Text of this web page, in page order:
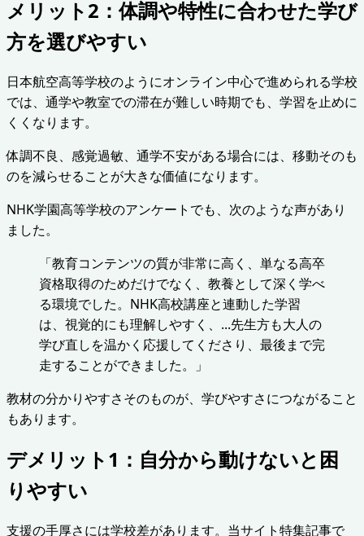
メリット2：体調や特性に合わせた学び
方を選びやすい
日本航空高等学校のようにオンライン中心で進められる学校
では、通学や教室での滞在が難しい時期でも、学習を止めに
くくなります。
体調不良、感覚過敏、通学不安がある場合には、移動そのも
のを減らせることが大きな価値になります。
NHK学園高等学校のアンケートでも、次のような声があり
ました。
「教育コンテンツの質が非常に高く、単なる高卒
資格取得のためだけでなく、教養として深く学べ
る環境でした。NHK高校講座と連動した学習
は、視覚的にも理解しやすく、...先生方も大人の
学び直しを温かく応援してくださり、最後まで完
走することができました。」
教材の分かりやすさそのものが、学びやすさにつながること
もあります。
デメリット1：自分から動けないと困
りやすい
支援の手厚さには学校差があります。当サイト特集記事で